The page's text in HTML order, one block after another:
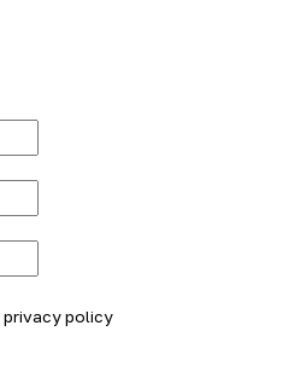
privacy policy